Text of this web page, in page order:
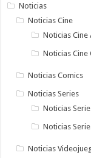
Noticias
Noticias Cine
Noticias Cine
Noticias Cine
Noticias Comics
Noticias Series
Noticias
Noticias
Noticias